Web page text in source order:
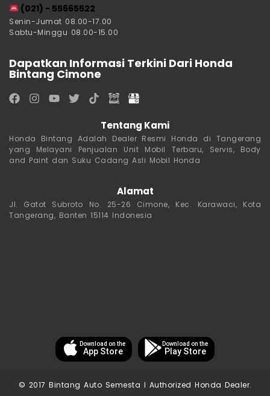
(021) - 55665522
Senin-Jumat 08.00-17.00
Sabtu-Minggu 08.00-15.00
Dapatkan Informasi Terkini Dari Honda
Bintang Cimone
Tentang Kami
Honda Bintang Adalah Dealer Resmi Honda di Tangerang
yang Melayani Penjualan Unit Mobil Terbaru, Servis, Body
and Paint dan Suku Cadang Asli Mobil Honda
Alamat
Jl. Gatot Subroto No. 25-26 Cimone, Kec. Karawaci, Kota
Tangerang, Banten 15114 Indonesia
Download on the
App Store
Download on the
Play Store
© 2017 Bintang Auto Semesta I Authorized Honda Dealer.